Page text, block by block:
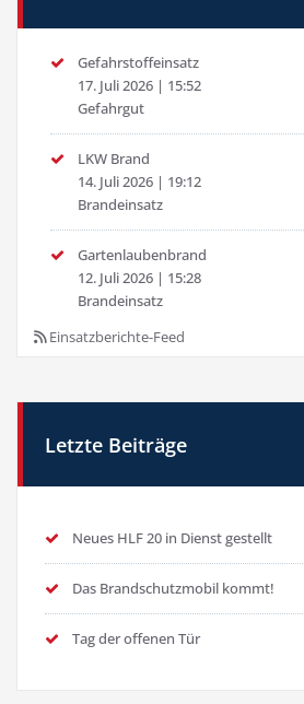
Gefahrstoffeinsatz
17. Juli 2026 | 15:52
Gefahrgut
LKW Brand
14. Juli 2026 | 19:12
Brandeinsatz
Gartenlaubenbrand
12. Juli 2026 | 15:28
Brandeinsatz
Einsatzberichte-Feed
Letzte Beiträge
Neues HLF 20 in Dienst gestellt
Das Brandschutzmobil kommt!
Tag der offenen Tür